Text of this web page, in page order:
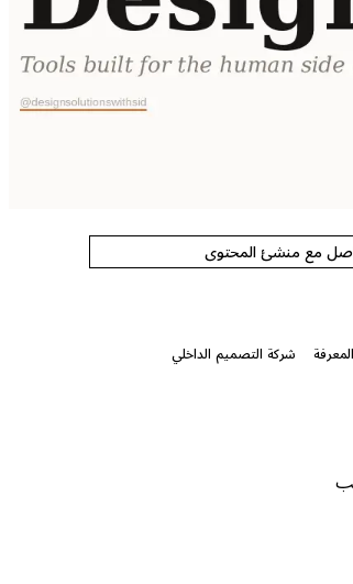
مع منشئ المحتوى
شركة التصميم الداخلي